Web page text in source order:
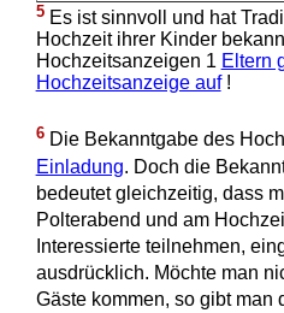
5Es ist sinnvoll und hat
Hochzeit ihrer Kinder
Hochzeitsanzeigen 1 Eltern
Hochzeitsanzeige auf!
6Die Bekanntgabe des
Einladung. Doch die
bedeutet gleichzeitig, dass
Polterabend und am
Interessierte teilnehmen,
ausdrücklich. Möchte man
Gäste kommen, so gibt man